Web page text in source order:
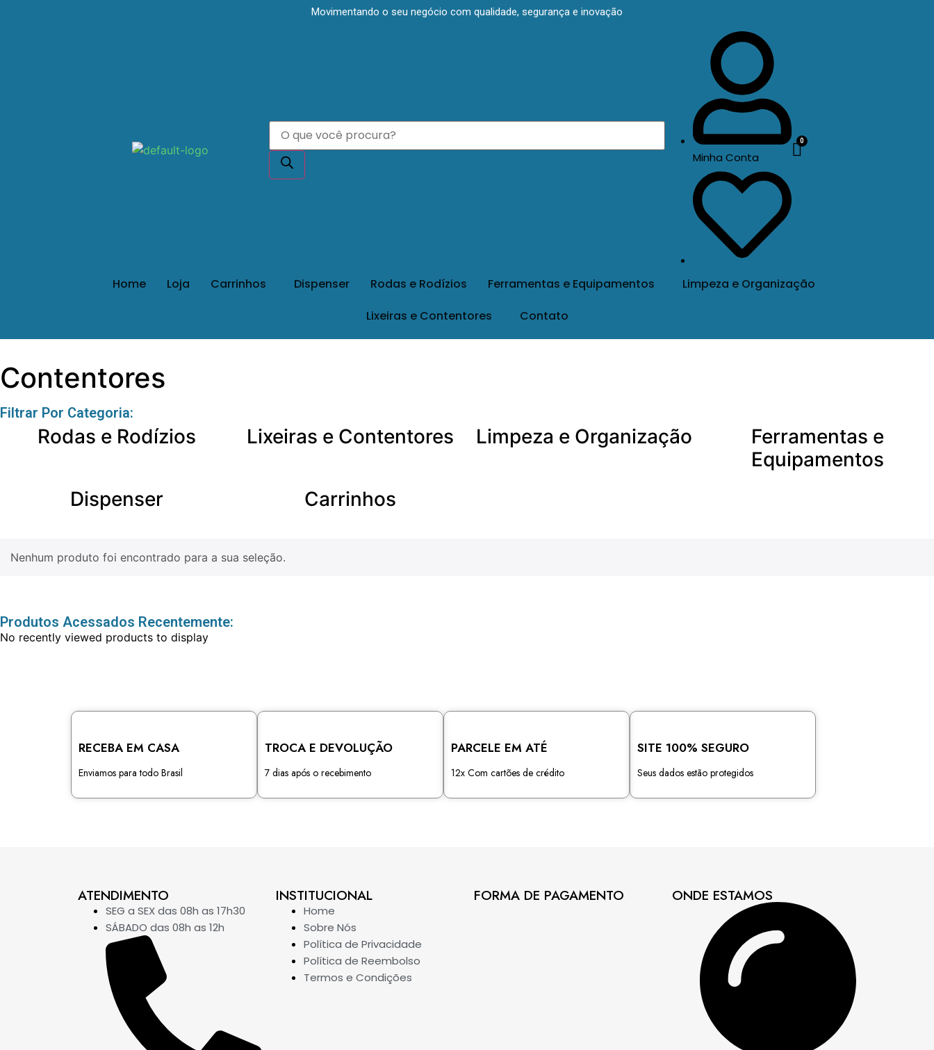
Movimentando o seu negócio com qualidade, segurança e inovação
Minha Conta
Home Loja Carrinhos Dispenser Rodas e Rodízios Ferramentas e Equipamentos
Limpeza e Organização
Lixeiras e Contentores
Contato
Contentores
Filtrar Por Categoria:
Rodas e Rodízios Lixeiras e Contentores Limpeza e Organização
Ferramentas e
Equipamentos
Dispenser
Carrinhos
Nenhum produto foi encontrado para a sua seleção.
Produtos Acessados Recentemente:
No recently viewed products to display
RECEBA EM CASA
Enviamos para todo Brasil
TROCA E DEVOLUÇÃO
7 dias após o recebimento
PARCELE EM ATÉ
12x Com cartões de crédito
SITE 100% SEGURO
Seus dados estão protegidos
ATENDIMENTO
SEG a SEX das 08h as 17h30
SÁBADO das 08h as 12h
INSTITUCIONAL​
Home
Sobre Nós
Política de Privacidade
Política de Reembolso
Termos e Condições
FORMA DE PAGAMENTO ONDE ESTAMOS